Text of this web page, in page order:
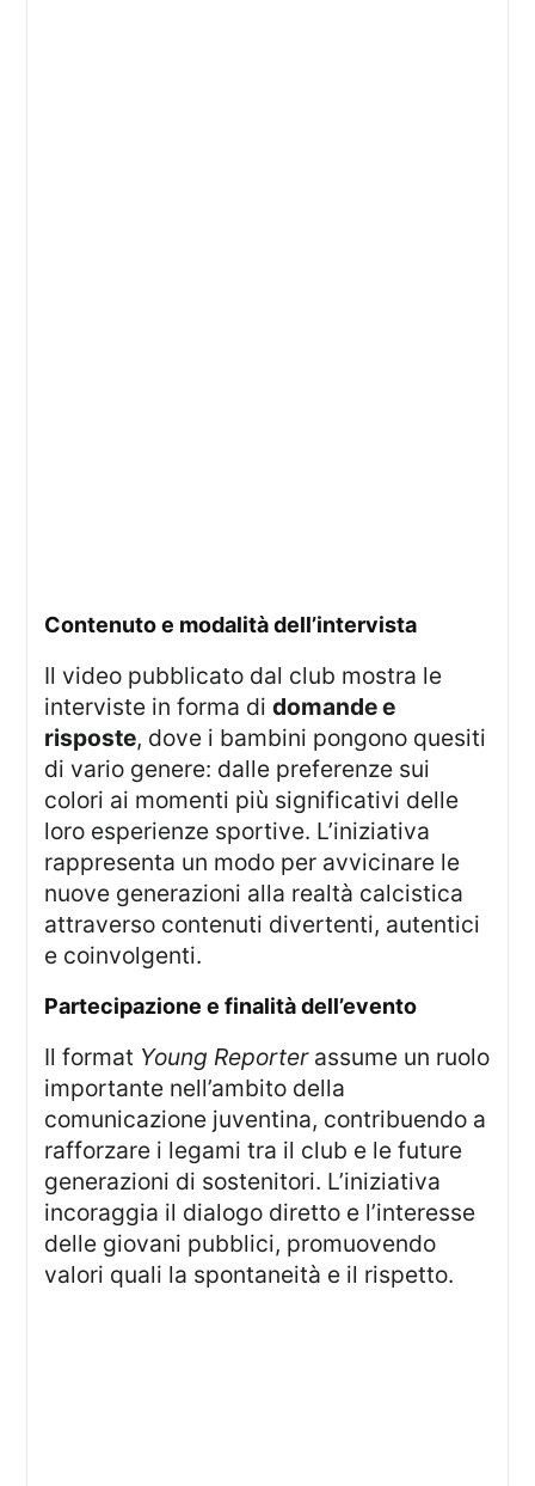
contenuto e modalità dell’intervista
Il video pubblicato dal club mostra le
interviste in forma didomande e
risposte, dove i bambini pongono quesiti
di vario genere: dalle preferenze sui
colori ai momenti più significativi delle
loro esperienze sportive. L’iniziativa
rappresenta un modo per avvicinare le
nuove generazioni alla realtà calcistica
attraverso contenuti divertenti, autentici
e coinvolgenti.
partecipazione e finalità dell’evento
Il format Young Reporterassume un ruolo
importante nell’ambito della
comunicazione juventina, contribuendo a
rafforzare i legami tra il club e le future
generazioni di sostenitori. L’iniziativa
incoraggia il dialogo diretto e l’interesse
delle giovani pubblici, promuovendo
valori quali la spontaneità e il rispetto.